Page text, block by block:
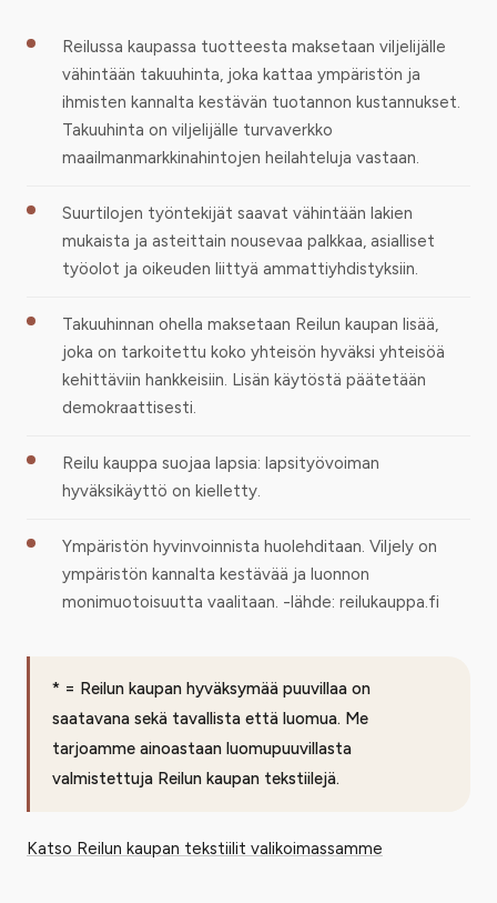
Reilussa kaupassa tuotteesta maksetaan viljelijälle
vähintään takuuhinta, joka kattaa ympäristön ja
ihmisten kannalta kestävän tuotannon kustannukset.
Takuuhinta on viljelijälle turvaverkko
maailmanmarkkinahintojen heilahteluja vastaan.
Suurtilojen työntekijät saavat vähintään lakien
mukaista ja asteittain nousevaa palkkaa, asialliset
työolot ja oikeuden liittyä ammattiyhdistyksiin.
Takuuhinnan ohella maksetaan Reilun kaupan lisää,
joka on tarkoitettu koko yhteisön hyväksi yhteisöä
kehittäviin hankkeisiin. Lisän käytöstä päätetään
demokraattisesti.
Reilu kauppa suojaa lapsia: lapsityövoiman
hyväksikäyttö on kielletty.
Ympäristön hyvinvoinnista huolehditaan. Viljely on
ympäristön kannalta kestävää ja luonnon
monimuotoisuutta vaalitaan. -lähde: reilukauppa.fi
* = Reilun kaupan hyväksymää puuvillaa on
saatavana sekä tavallista että luomua. Me
tarjoamme ainoastaan luomupuuvillasta
valmistettuja Reilun kaupan tekstiilejä.
Katso Reilun kaupan tekstiilit valikoimassamme